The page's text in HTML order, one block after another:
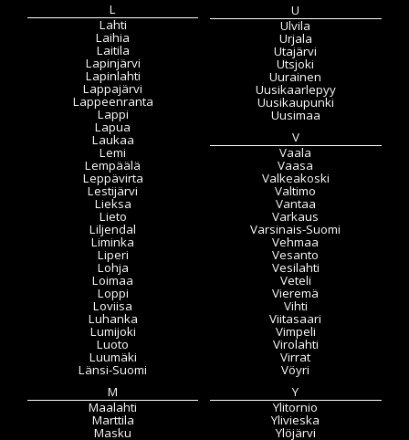
L
Lahti
Laihia
Laitila
Lapinjärvi
Lapinlahti
Lappajärvi
Lappeenranta
Lappi
Lapua
Laukaa
Lemi
Lempäälä
Leppävirta
Lestijärvi
Lieksa
Lieto
Liljendal
Liminka
Liperi
Lohja
Loimaa
Loppi
Loviisa
Luhanka
Lumijoki
Luoto
Luumäki
Länsi-Suomi
M
Maalahti
Marttila
Masku
U
Ulvila
Urjala
Utajärvi
Utsjoki
Uurainen
Uusikaarlepyy
Uusikaupunki
Uusimaa
V
Vaala
Vaasa
Valkeakoski
Valtimo
Vantaa
Varkaus
Varsinais-Suomi
Vehmaa
Vesanto
Vesilahti
Veteli
Vieremä
Vihti
Viitasaari
Vimpeli
Virolahti
Virrat
Vöyri
Y
Ylitornio
Ylivieska
Ylöjärvi